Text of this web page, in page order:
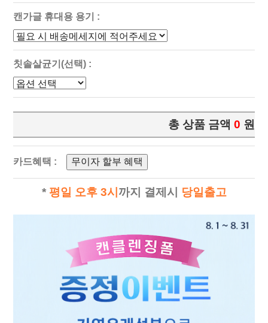
캔가글 휴대용 용기 :
칫솔살균기(선택) :
총 상품 금액 0 원
카드혜택 : 무이자 할부 혜택
* 평일 오후 3시 까지 결제시 당일출고